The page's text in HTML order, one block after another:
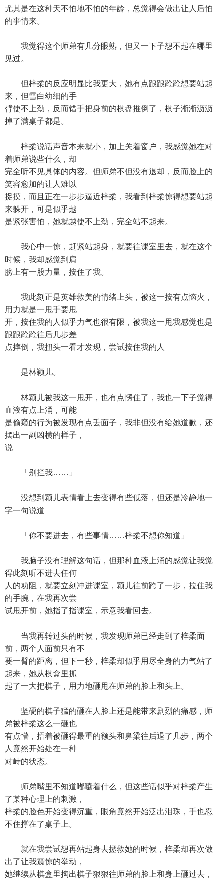
尤其是在这种天不怕地不怕的年龄，总觉得会做出让人后怕
的事情来。
我觉得这个师弟有几分眼熟，但又一下子想不起在哪里
见过。
但梓柔的反应明显比我更大，她有点踉踉跄跄想要站起
来，但雪白幼细的手
臂使不上劲，反而错手把身前的棋盘推倒了，棋子淅淅沥沥
掉了满桌子都是。
梓柔说话声音本来就小，加上关着窗户，我感觉她在对
着师弟说些什么，却
完全听不见具体的内容。但师弟不但没有退却，反而脸上的
笑容愈加的让人难以
捉摸，而且正在一步步逼近梓柔，我看到梓柔惊得想要站起
来躲开，可是似乎越
是紧张害怕，她就越使不上劲，完全站不起来。
我心中一惊，赶紧站起身，就要往课室里去，就在这个
时候，我却感觉到肩
膀上有一股力量，按住了我。
我此刻正是英雄救美的情绪上头，被这一按有点恼火，
用力就是一甩手要甩
开，按住我的人似乎力气也很有限，被我这一甩我感觉也是
踉踉跄跄往后几步差
点摔倒，我扭头一看才发现，尝试按住我的人
是林颖儿。
林颖儿被我这一甩开，也有点愣住了，我也一下子觉得
血液有点上涌，可能
是偷窥的行为被发现有点丢面子，我非但没有给她道歉，还
摆出一副凶横的样子，
说
「别拦我……」
没想到颖儿表情看上去变得有些低落，但还是冷静地一
字一句说道
「你不要进去，有些事情……梓柔不想你知道」
我脑子没有理解这句话，但那种血液上涌的感觉让我觉
得此刻听不进去任何
人的劝阻，就要立刻冲进课室，颖儿往前跨了一步，拉住我
的手腕，在我再次尝
试甩开前，她指了指课室，示意我看回去。
当我再转过头的时候，我发现师弟已经走到了梓柔面
前，两个人面前只有不
要一臂的距离，但下一秒，梓柔却似乎用尽全身的力气站了
起来，她从棋盒里抓
起了一大把棋子，用力地砸甩在师弟的脸上和头上。
坚硬的棋子猛的砸在人脸上还是能带来剧烈的痛感，师
弟被梓柔这么一砸也
有点懵，捂着被砸得最重的额头和鼻梁往后退了几步，两个
人竟然开始处在一种
对峙的状态。
师弟嘴里不知道嘟囔着什么，但这些话似乎对梓柔产生
了某种心理上的刺激，
梓柔的脸色开始变得沉重，眼角竟然开始泛出泪珠，手也忍
不住撑在了桌子上。
就在我尝试想再站起身去拯救她的时候，梓柔却再次做
出了让我震惊的举动，
她继续从棋盒里掏出棋子狠狠往师弟的脸上和身上砸过去，